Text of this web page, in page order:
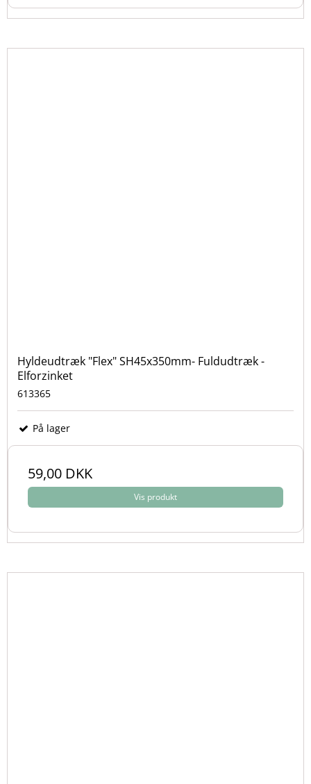
Hyldeudtræk "Flex" SH45x350mm- Fuldudtræk -
Elforzinket
613365
På lager
59,00 DKK
Vis produkt